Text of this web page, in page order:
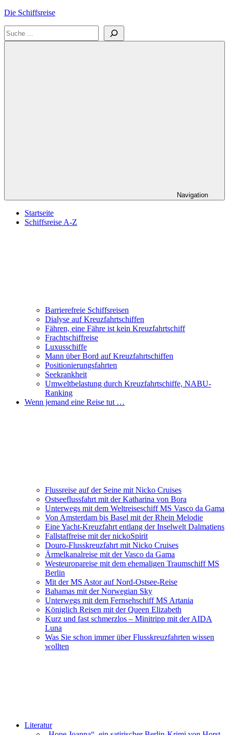
Zum
springen
Die Schiffsreise
Literatur-
Suchen
Navigation
Startseite
Schiffsreise A-Z
Barrierefreie Schiffsreisen
Dialyse auf Kreuzfahrtschiffen
Fähren, eine Fähre ist kein Kreuzfahrtschiff
Frachtschiffreise
Luxusschiffe
Mann über Bord auf Kreuzfahrtschiffen
Positionierungsfahrten
Seekrankheit
Umweltbelastung durch Kreuzfahrtschiffe, NABU-
Ranking
Wenn jemand eine Reise tut …
Flussreise auf der Seine mit Nicko Cruises
Ostseeflussfahrt mit der Katharina von Bora
Unterwegs mit dem Weltreiseschiff MS Vasco da Gama
Von Amsterdam bis Basel mit der Rhein Melodie
Eine Yacht-Kreuzfahrt entlang der Inselwelt Dalmatiens
Fallstaffreise mit der nickoSpirit
Douro-Flusskreuzfahrt mit Nicko Cruises
Ärmelkanalreise mit der Vasco da Gama
Westeuropareise mit dem ehemaligen Traumschiff MS
Berlin
Mit der MS Astor auf Nord-Ostsee-Reise
Bahamas mit der Norwegian Sky
Unterwegs mit dem Fernsehschiff MS Artania
Königlich Reisen mit der Queen Elizabeth
Kurz und fast schmerzlos – Minitripp mit der AIDA
Luna
Was Sie schon immer über Flusskreuzfahrten wissen
wollten
Literatur